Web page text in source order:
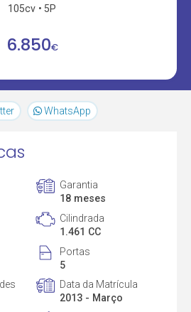
105cv
5P
6.850€
WhatsApp
Garantia
18 meses
Cilindrada
1.461 CC
Portas
5
Data da Matrícula
2013 - Março